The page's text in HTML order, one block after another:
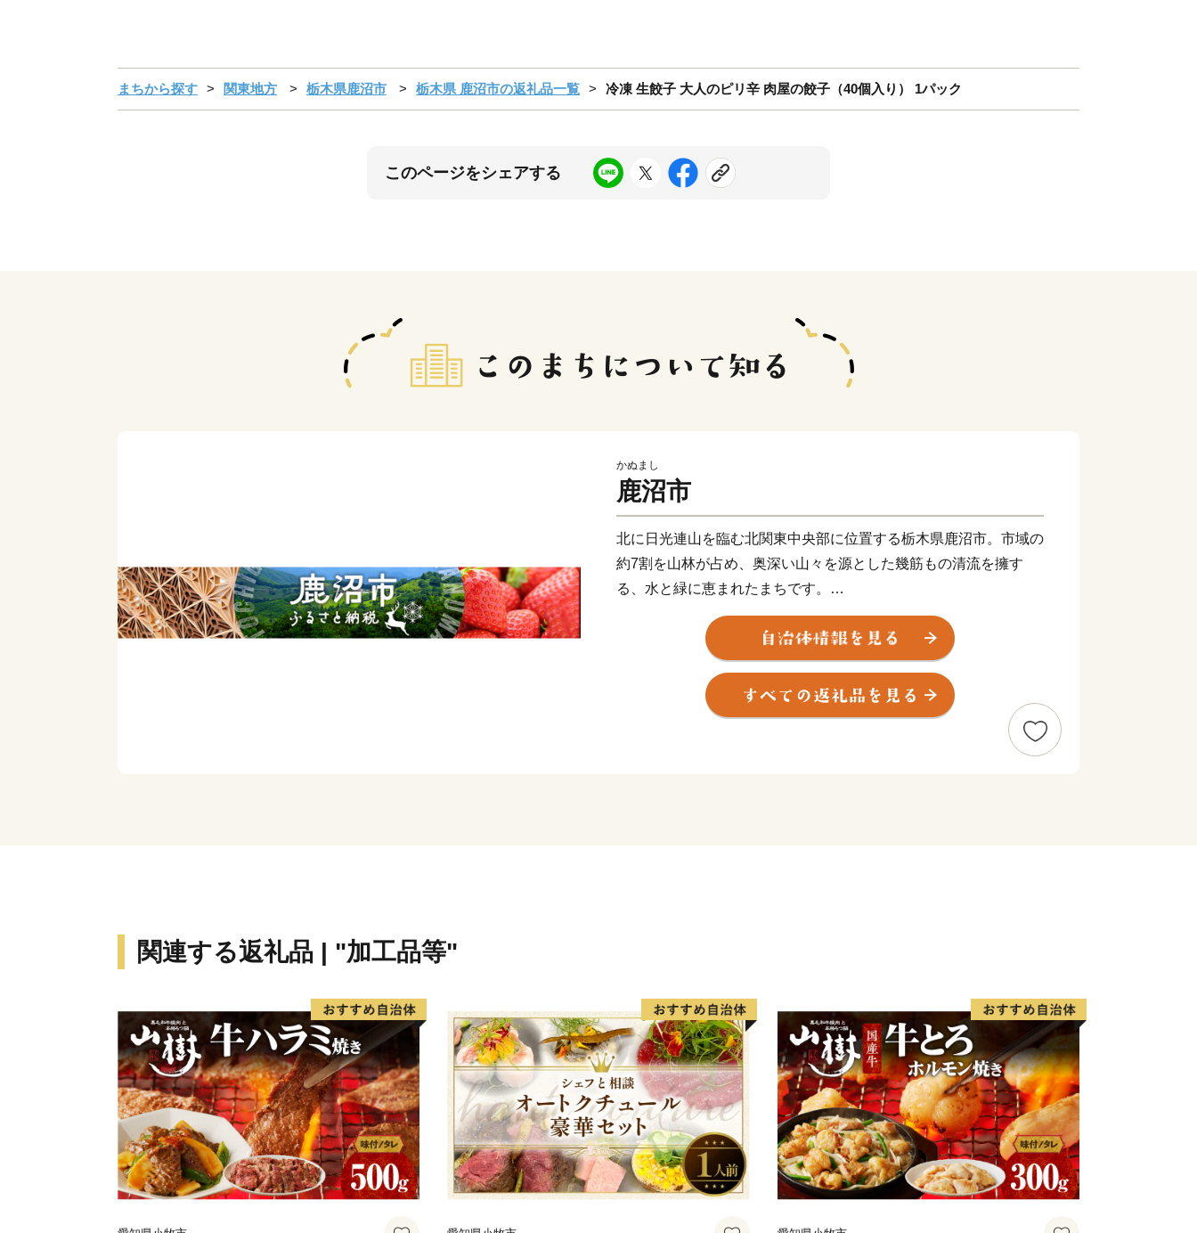
まちから探す 関東地方 栃木県鹿沼市 栃木県 鹿沼市の返礼品一覧 冷凍 生餃子 大人のピリ辛 肉屋の餃子（40個入り） 1パック
このページをシェアする
かぬまし
鹿沼市
北に日光連山を臨む北関東中央部に位置する栃木県鹿沼市。市域の
約7割を山林が占め、奥深い山々を源とした幾筋もの清流を擁す
る、水と緑に恵まれたまちです。
かつては日光へと続く街道「例幣使道」が市中心部を貫く宿場町と
して、人の流れと共に栄えてきました。東照宮の造修営に関わった
職人が多く移り住んだとも伝えられ、その技を今に伝える彫刻屋台
は、重要無形民俗文化財でありユネスコ無形文化遺産に登録された
祭りの主役として、今に伝わっています。
自然と文化に彩られたこのまちは、東京からはおよそ100㎞。東北
いします。
関連する返礼品 | "加工品等"